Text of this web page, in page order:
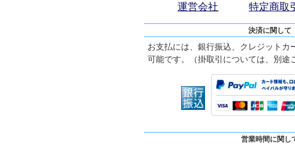
運営会社 特定商取
決済に関して
お支払には、銀行振込、クレジットカ
可能です。（掛取引については、別途
営業時間に関し